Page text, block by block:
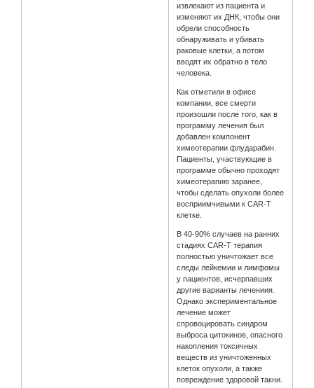
извлекают из пациента и
изменяют их ДНК, чтобы они
обрели способность
обнаруживать и убивать
раковые клетки, а потом
вводят их обратно в тело
человека.
Как отметили в офисе
компании, все смерти
произошли после того, как в
программу лечения был
добавлен компонент
химеотерапии флударабин.
Пациенты, участвующие в
программе обычно проходят
химеотерапию заранее,
чтобы сделать опухоли более
восприимчивыми к CAR-T
клетке.
В 40-90% случаев на ранних
стадиях CAR-T терапия
полностью уничтожает все
следы лейкемии и лимфомы
у пациентов, исчерпавших
другие варианты лечениия.
Однако экспериментальное
лечение может
спровоцировать синдром
выброса цитокинов, опасного
накопления токсичных
веществ из уничтоженных
клеток опухоли, а также
повреждение здоровой такни.